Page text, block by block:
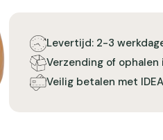
Levertijd: 2-3
Verzending of ophalen
Veilig betalen met